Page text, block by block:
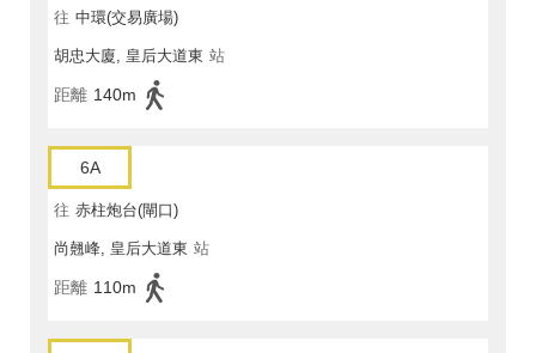
往 中環(交易廣場)
胡忠大廈, 皇后大道東 站
距離 140m
6A
往 赤柱炮台(閘口)
尚翹峰, 皇后大道東 站
距離 110m